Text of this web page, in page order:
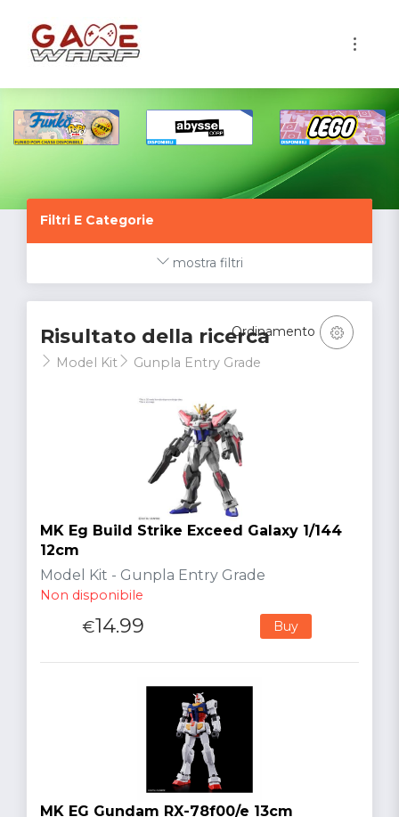
Filtri E Categorie
mostra filtri
Risultato della ricerca
Model Kit Gunpla Entry Grade
Ordinamento
MK Eg Build Strike Exceed Galaxy 1/144
12cm
Model Kit - Gunpla Entry Grade
Non disponibile
€14.99 Buy
MK EG Gundam RX-78f00/e 13cm